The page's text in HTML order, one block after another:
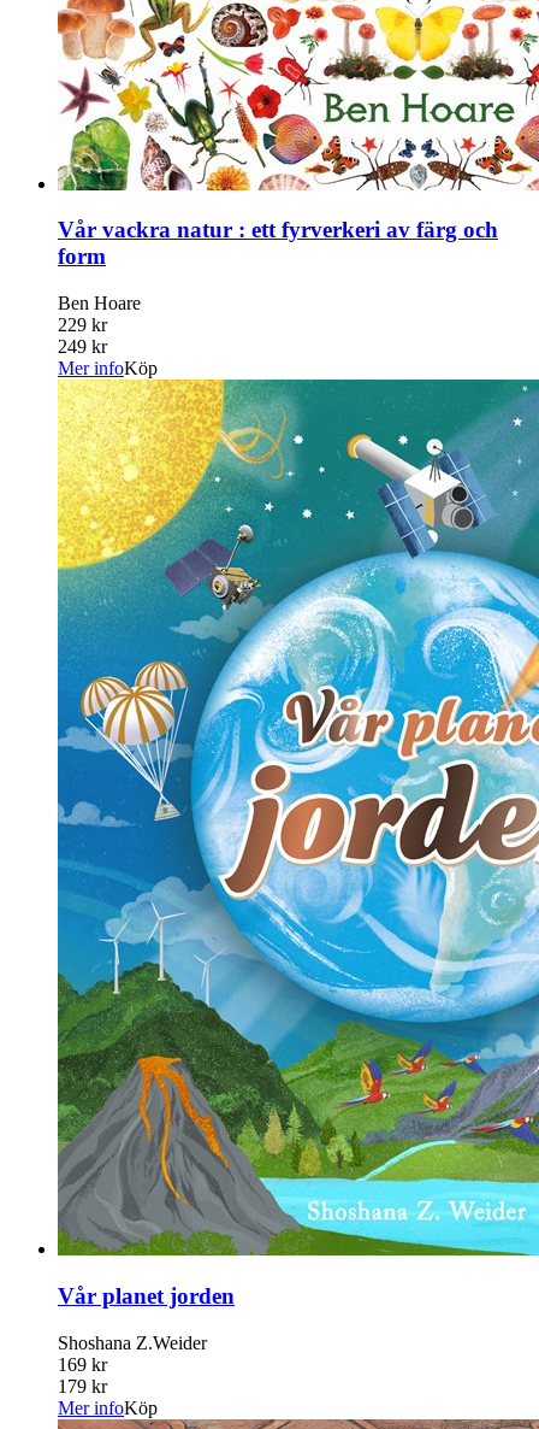
Vår vackra natur : ett fyrverkeri av färg och
form
Ben Hoare
229 kr
249 kr
Mer infoKöp
Vår planet jorden
Shoshana Z.Weider
169 kr
179 kr
Mer infoKöp